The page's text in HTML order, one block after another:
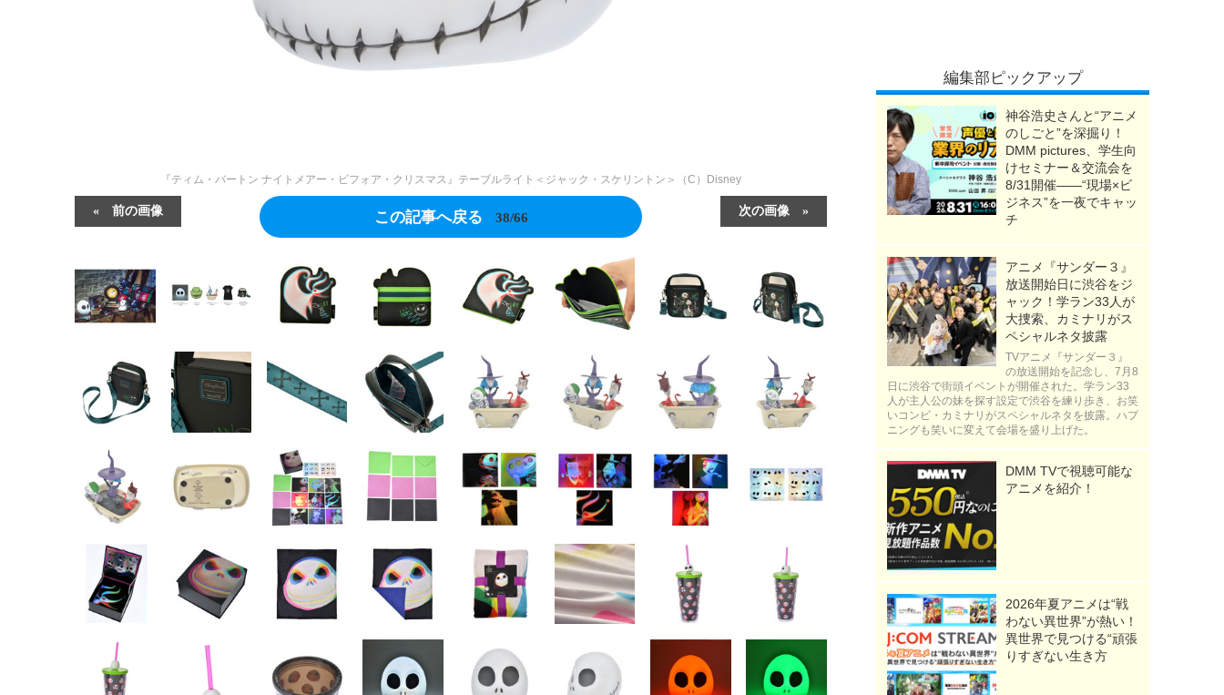
『ティム・バートン ナイトメアー・ビフォア・クリスマス』テーブルライト＜ジャック・スケリントン＞（C）Disney
前の画像 次の画像
この記事へ戻る 38/66
編集部ピックアップ
神谷浩史さんと“アニメ
のしごと”を深掘り！
DMM pictures、学生向
けセミナー＆交流会を
8/31開催――“現場×ビ
ジネス”を一夜でキャッ
チ
アニメ『サンダー３』
放送開始日に渋谷をジ
ャック！学ラン33人が
大捜索、カミナリがス
ペシャルネタ披露
TVアニメ『サンダー３』
の放送開始を記念し、7月8
日に渋谷で街頭イベントが開催された。学ラン33
人が主人公の妹を探す設定で渋谷を練り歩き、お笑
いコンビ・カミナリがスペシャルネタを披露。ハプ
ニングも笑いに変えて会場を盛り上げた。
DMM TVで視聴可能な
アニメを紹介！
2026年夏アニメは“戦
わない異世界”が熱い！
異世界で見つける“頑張
りすぎない生き方